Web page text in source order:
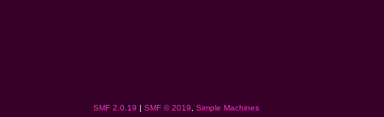
SMF 2.0.19 | SMF © 2019 Simple Machines